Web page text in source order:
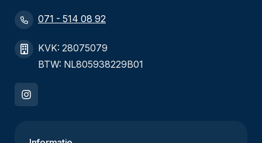
071 - 514 08 92
KVK: 28075079
BTW: NL805938229B01